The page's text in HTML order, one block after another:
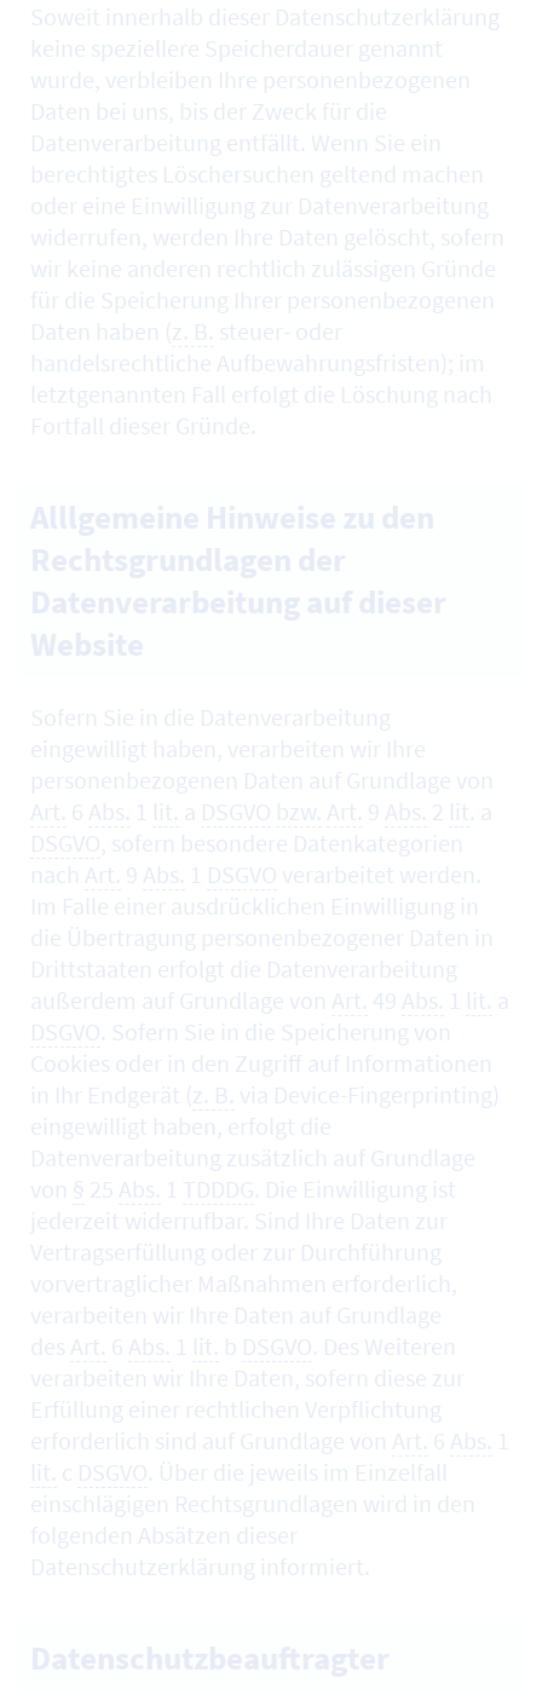
Soweit innerhalb dieser Datenschutzerklärung
keine speziellere Speicherdauer genannt
wurde, verbleiben Ihre personenbezogenen
Daten bei uns, bis der Zweck für die
Datenverarbeitung entfällt. Wenn Sie ein
berechtigtes Löschersuchen geltend machen
oder eine Einwilligung zur Datenverarbeitung
widerrufen, werden Ihre Daten gelöscht, sofern
wir keine anderen rechtlich zulässigen Gründe
für die Speicherung Ihrer personenbezogenen
Daten haben (z. B. steuer- oder
handelsrechtliche Aufbewahrungsfristen); im
letztgenannten Fall erfolgt die Löschung nach
Fortfall dieser Gründe.
Sofern Sie in die Datenverarbeitung
eingewilligt haben, verarbeiten wir Ihre
personenbezogenen Daten auf Grundlage von
Art. 6 Abs. 1 lit. a DSGVO bzw. Art. 9 Abs. 2 lit. a
DSGVO, sofern besondere Datenkategorien
nach Art. 9 Abs. 1 DSGVO verarbeitet werden.
Im Falle einer ausdrücklichen Einwilligung in
die Übertragung personenbezogener Daten in
Drittstaaten erfolgt die Datenverarbeitung
außerdem auf Grundlage von Art. 49 Abs. 1 lit. a
DSGVO. Sofern Sie in die Speicherung von
Cookies oder in den Zugriff auf Informationen
in Ihr Endgerät (z. B. via Device-Fingerprinting)
eingewilligt haben, erfolgt die
Datenverarbeitung zusätzlich auf Grundlage
von § 25 Abs. 1 TDDDG. Die Einwilligung ist
jederzeit widerrufbar. Sind Ihre Daten zur
Vertragserfüllung oder zur Durchführung
vorvertraglicher Maßnahmen erforderlich,
verarbeiten wir Ihre Daten auf Grundlage
des Art. 6 Abs. 1 lit. b DSGVO. Des Weiteren
verarbeiten wir Ihre Daten, sofern diese zur
Erfüllung einer rechtlichen Verpflichtung
erforderlich sind auf Grundlage von Art. 6 Abs. 1
lit. c DSGVO. Über die jeweils im Einzelfall
einschlägigen Rechtsgrundlagen wird in den
folgenden Absätzen dieser
Datenschutzerklärung informiert.